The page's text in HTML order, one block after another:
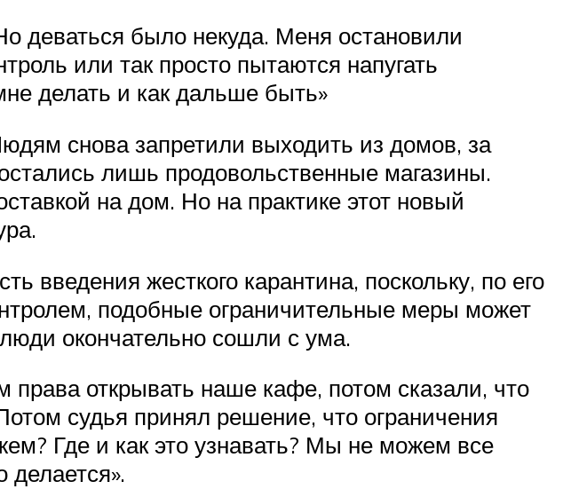
деваться было некуда. Меня остановили
или так просто пытаются напугать
делать и как дальше быть»
снова запретили выходить из домов, за
лишь продовольственные магазины.
на дом. Но на практике этот новый
введения жесткого карантина, поскольку, по его
подобные ограничительные меры может
окончательно сошли с ума.
открывать наше кафе, потом сказали, что
судья принял решение, что ограничения
Где и как это узнавать? Мы не можем все
делается».